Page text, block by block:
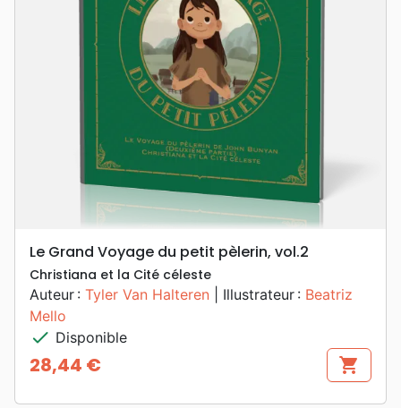
Le Grand Voyage du petit pèlerin, vol.2
Christiana et la Cité céleste
Auteur : Tyler Van Halteren | Illustrateur : Beatriz
Mello
check Disponible
Prix
28,44 € shopping_cart